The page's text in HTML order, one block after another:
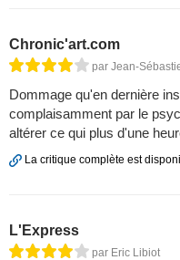
Chronic'art.com
par Jean-
Dommage qu'en dernière
complaisamment par le
altérer ce qui plus d'une
La critique complète est
L'Express
par Eric Libiot